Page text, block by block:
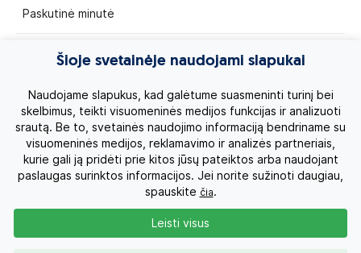
Paskutinė minutė
Egzotinės kelionės
Kruizai
Kelionės po Lietuvą
Apie mus
Privatumo politika
Šioje svetainėje naudojami slapukai
Naudojame slapukus, kad galėtume suasmeninti turinį bei
skelbimus, teikti visuomeninės medijos funkcijas ir analizuoti
srautą. Be to, svetainės naudojimo informaciją bendriname su
visuomeninės medijos, reklamavimo ir analizės partneriais,
kurie gali ją pridėti prie kitos jūsų pateiktos arba naudojant
paslaugas surinktos informacijos. Jei norite sužinoti daugiau,
spauskite čia.
Leisti visus